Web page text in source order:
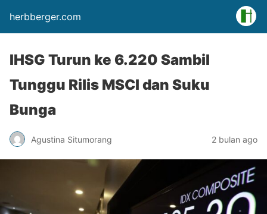
herbberger.com
IHSG Turun ke 6.220 Sambil
Tunggu Rilis MSCI dan Suku
Bunga
Agustina Situmorang 2 bulan ago